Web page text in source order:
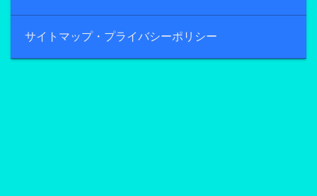
サイトマップ・プライバシーポリシー